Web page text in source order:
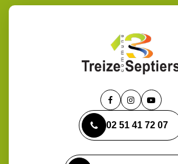
Lien
le
compte
Lien
le
compte
Lien
la
chaîne
02 51 41 72 07